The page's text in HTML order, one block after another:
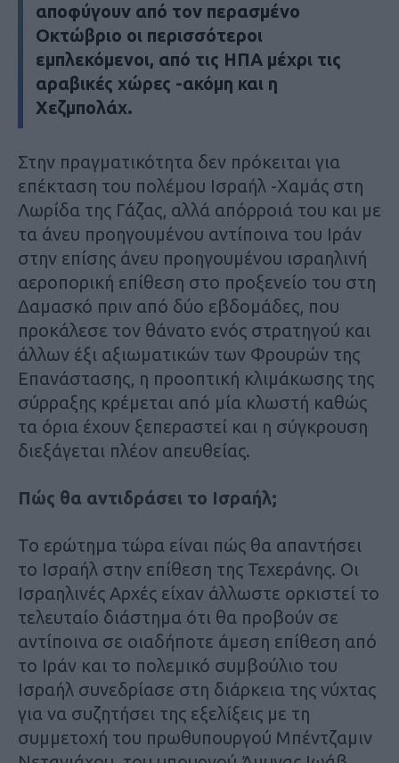
αποφύγουν από τον περασμένο
Οκτώβριο οι περισσότεροι
εμπλεκόμενοι, από τις ΗΠΑ μέχρι τις
αραβικές χώρες -ακόμη και η
Χεζμπολάχ.
Στην πραγματικότητα δεν πρόκειται για
επέκταση του πολέμου Ισραήλ -Χαμάς στη
Λωρίδα της Γάζας, αλλά απόρροιά του και με
τα άνευ προηγουμένου αντίποινα του Ιράν
στην επίσης άνευ προηγουμένου ισραηλινή
αεροπορική επίθεση στο προξενείο του στη
Δαμασκό πριν από δύο εβδομάδες, που
προκάλεσε τον θάνατο ενός στρατηγού και
άλλων έξι αξιωματικών των Φρουρών της
Επανάστασης, η προοπτική κλιμάκωσης της
σύρραξης κρέμεται από μία κλωστή καθώς
τα όρια έχουν ξεπεραστεί και η σύγκρουση
διεξάγεται πλέον απευθείας.
Πώς θα αντιδράσει το Ισραήλ;
Το ερώτημα τώρα είναι πώς θα απαντήσει
το Ισραήλ στην επίθεση της Τεχεράνης. Οι
Ισραηλινές Αρχές είχαν άλλωστε ορκιστεί το
τελευταίο διάστημα ότι θα προβούν σε
αντίποινα σε οιαδήποτε άμεση επίθεση από
το Ιράν και το πολεμικό συμβούλιο του
Ισραήλ συνεδρίασε στη διάρκεια της νύχτας
για να συζητήσει της εξελίξεις με τη
συμμετοχή του πρωθυπουργού Μπέντζαμιν